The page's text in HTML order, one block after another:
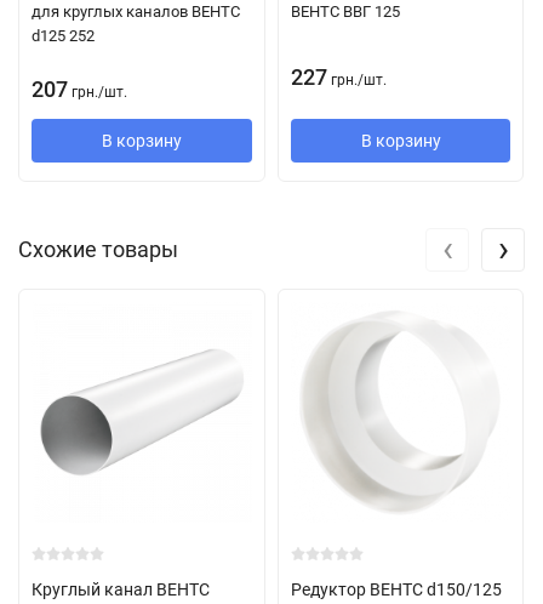
для круглых каналов ВЕНТС
d125 252
207 грн./шт.
В корзину
ВЕНТС ВВГ 125
227 грн./шт.
В корзину
Схожие товары
Круглый канал ВЕНТС
Редуктор ВЕНТС d150/125
‹ ›